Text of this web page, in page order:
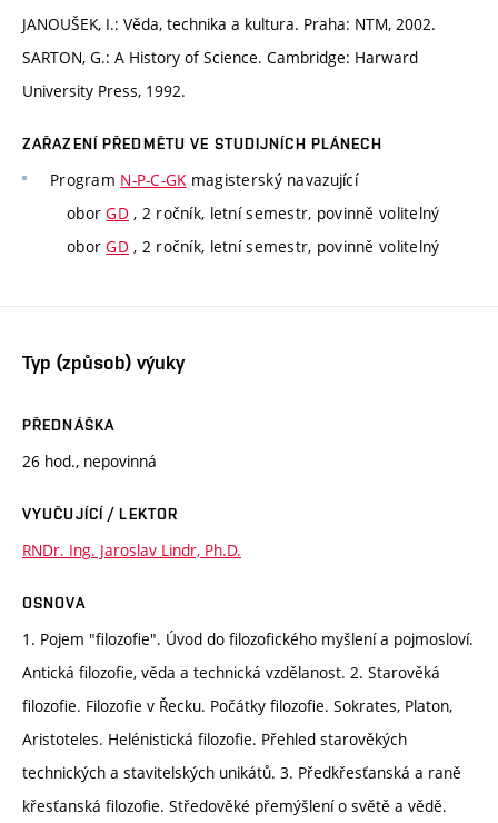
JANOUŠEK, I.: Věda, technika a kultura. Praha: NTM, 2002.
SARTON, G.: A History of Science. Cambridge: Harward
University Press, 1992.
ZAŘAZENÍ PŘEDMĚTU VE STUDIJNÍCH PLÁNECH
Program N-P-C-GKmagisterský navazující
oborGD, 2 ročník, letní semestr, povinně volitelný
oborGD, 2 ročník, letní semestr, povinně volitelný
Typ (způsob) výuky
PŘEDNÁŠKA
26 hod., nepovinná
VYUČUJÍCÍ / LEKTOR
RNDr. Ing. Jaroslav Lindr, Ph.D.
OSNOVA
1. Pojem "filozofie". Úvod do filozofického myšlení a pojmosloví.
Antická filozofie, věda a technická vzdělanost. 2. Starověká
filozofie. Filozofie v Řecku. Počátky filozofie. Sokrates, Platon,
Aristoteles. Helénistická filozofie. Přehled starověkých
technických a stavitelských unikátů. 3. Předkřesťanská a raně
křesťanská filozofie. Středověké přemýšlení o světě a vědě.